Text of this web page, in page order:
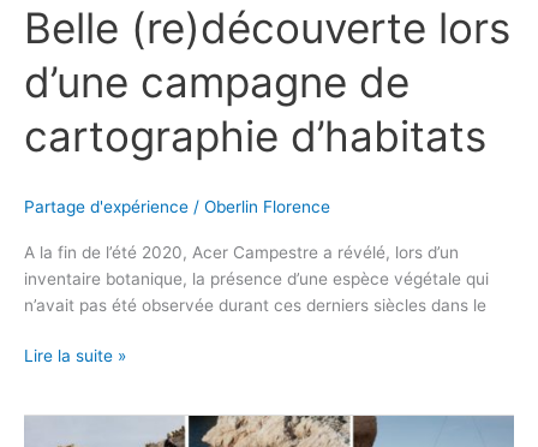
Belle (re)découverte lors
d’une campagne de
cartographie d’habitats
Partage d'expérience / Oberlin Florence
A la fin de l’été 2020, Acer Campestre a révélé, lors d’un
inventaire botanique, la présence d’une espèce végétale qui
n’avait pas été observée durant ces derniers siècles dans le
Lire la suite »